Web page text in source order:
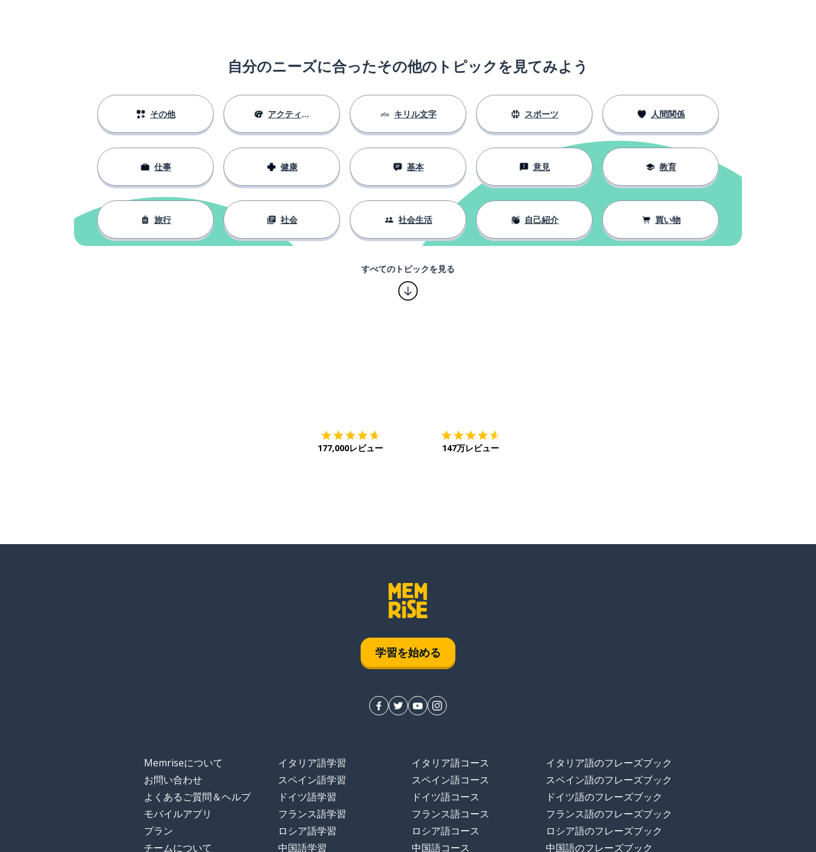
自分のニーズに合ったその他のトピックを見てみよう
その他 アクティビティ キリル文字 スポーツ 人間関係
仕事 健康 基本 意見 教育
旅行 社会 社会生活 自己紹介 買い物
すべてのトピックを見る
177,000レビュー 147万レビュー
学習を始める
Memriseについて
お問い合わせ
よくあるご質問＆ヘルプ
モバイルアプリ
プラン
チームについて
イタリア語学習
スペイン語学習
ドイツ語学習
フランス語学習
ロシア語学習
中国語学習
イタリア語コース
スペイン語コース
ドイツ語コース
フランス語コース
ロシア語コース
中国語コース
イタリア語のフレーズブック
スペイン語のフレーズブック
ドイツ語のフレーズブック
フランス語のフレーズブック
ロシア語のフレーズブック
中国語のフレーズブック